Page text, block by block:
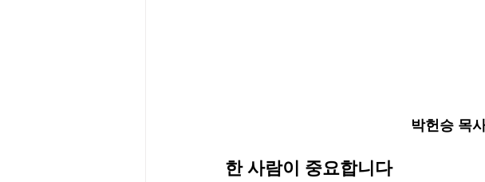
박헌승 목
한 사람이 중요합니다